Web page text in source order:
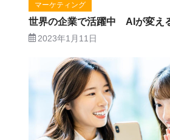
マーケティング
世界の企業で活躍中 AIが変え
2023年1月11日